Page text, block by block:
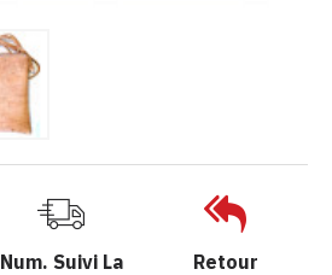
Num. Suivi La
Retour